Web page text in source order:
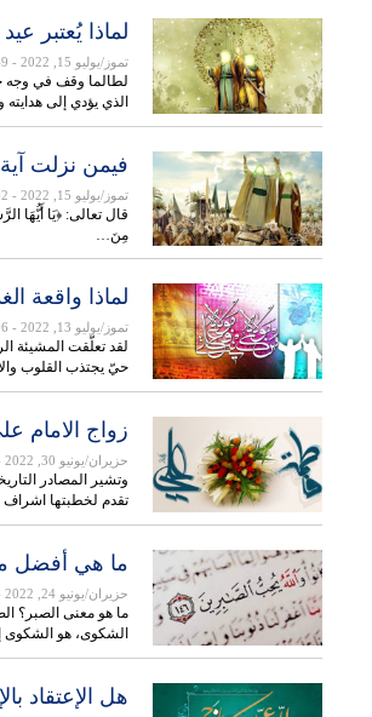
لماذا يُعتبر
تموز/يوليو 15, 2022 - 1149
لطالما وقف في وجه
الذي يؤدي إلى
فيمن نزلت آية
تموز/يوليو 15, 2022 - 1292
قال تعالى: ﴿يَا أَيُّهَا
مِنَ…
لماذا واقعة
تموز/يوليو 13, 2022 - 1106
لقد تعلّقت المشيئة
حيّ يجتذب القلوب
زواج الامام
حزيران/يونيو 30, 2022
وتشير المصادر
تقدم لخطبتها
ما هي أفضل
حزيران/يونيو 24, 2022
ما هو معنى الصبر؟
الشكوى، هو
هل الإعتقاد